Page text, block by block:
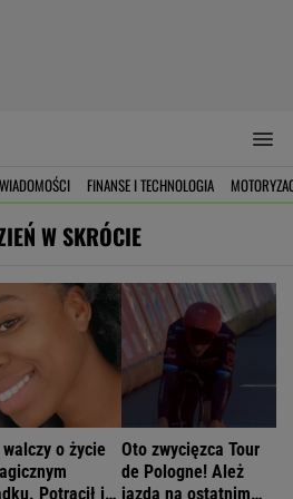
WIADOMOŚCI FINANSE I TECHNOLOGIA
W SKRÓCIE
o życie
Potrącił ją
Oto zwycięzca Tour
de Pologne! Ależ
jazda na ostatnim